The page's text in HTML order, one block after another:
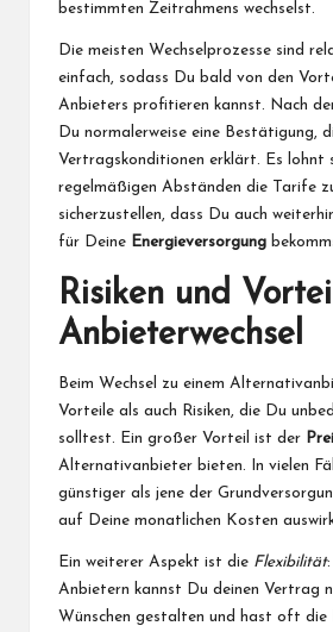
bestimmten Zeitrahmens wechselst.
Die meisten Wechselprozesse sind
einfach, sodass Du bald von den
Anbieters profitieren kannst. Nach
Du normalerweise eine Bestätigung,
Vertragskonditionen erklärt. Es lohnt
regelmäßigen Abständen die Tarife
sicherzustellen, dass Du auch
für Deine Energieversorgung
Risiken und
Anbieterwechsel
Beim Wechsel zu einem
Vorteile als auch Risiken, die Du
solltest. Ein großer Vorteil ist der
Alternativanbieter bieten. In vielen
günstiger als jene der
auf Deine monatlichen Kosten
Ein weiterer Aspekt ist die Flexibilität
Anbietern kannst Du deinen Vertrag
Wünschen gestalten und hast oft die